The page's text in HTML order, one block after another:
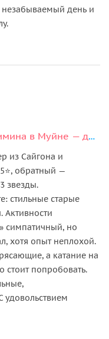
незабываемый день и
Однодневная поездка из Хошимина в Муйне — дюны, деревни и закат
из Сайгона и
обратный —
звезды.
стильные старые
симпатичный, но
хотя опыт неплохой.
а катание на
стоит попробовать.
удовольствием